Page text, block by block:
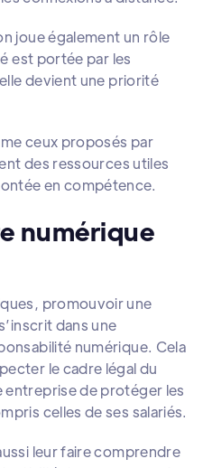
joue également un rôle
est portée par les
devient une priorité
ceux proposés par
des ressources utiles
en compétence.
numérique
promouvoir une
dans une
numérique. Cela
le cadre légal du
entreprise de protéger les
celles de ses salariés.
leur faire comprendre